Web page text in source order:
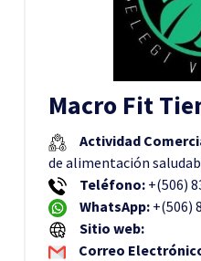
Macro Fit
Actividad
de alimentación
Teléfono: +(506)
WhatsApp: +(506)
Sitio web:
Correo